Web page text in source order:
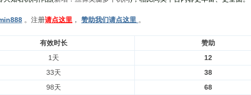
。注册请点这里 ， 赞助我们请点这里 。
有效时长 赞助
1天 12
33天 38
98天 68